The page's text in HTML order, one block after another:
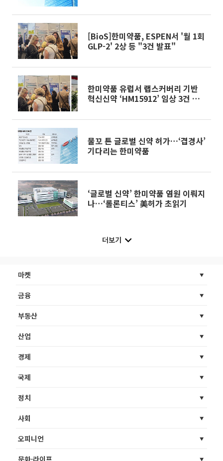
[BioS]한미약품, ESPEN서 '월 1회
GLP-2' 2상 등 "3건 발표"
한미약품 유럽서 랩스커버리 기반
혁신신약 ‘HM15912’ 임상 3건 공
물꼬 튼 글로벌 신약 허가…‘겹경사’
기다리는 한미약품
‘글로벌 신약’ 한미약품 염원 이뤄지
나…‘롤론티스’ 美허가 초읽기
더보기
마켓
금융
부동산
산업
경제
국제
정치
사회
오피니언
문화·라이프